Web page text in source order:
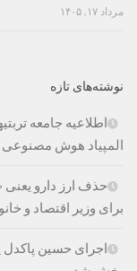
مرداد ۱۷, ۱۴۰۵
نوشته‌های تازه
اطلاعیه جامعه
المپیاد هوش
حذف ارز دارو یعنی
برای وزیر اقتصاد و